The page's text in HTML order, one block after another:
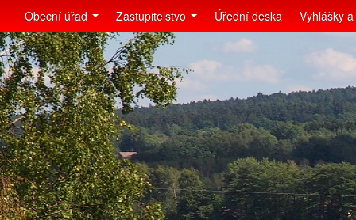
Obecní úřad Zastupitelstvo Úřední deska Vyhlášky